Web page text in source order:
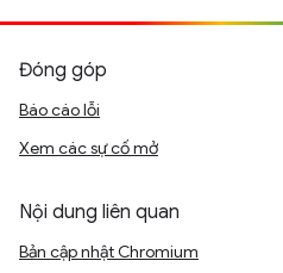
Đóng góp
Báo cáo lỗi
Xem các sự cố mở
Nội dung liên quan
Bản cập nhật Chromium